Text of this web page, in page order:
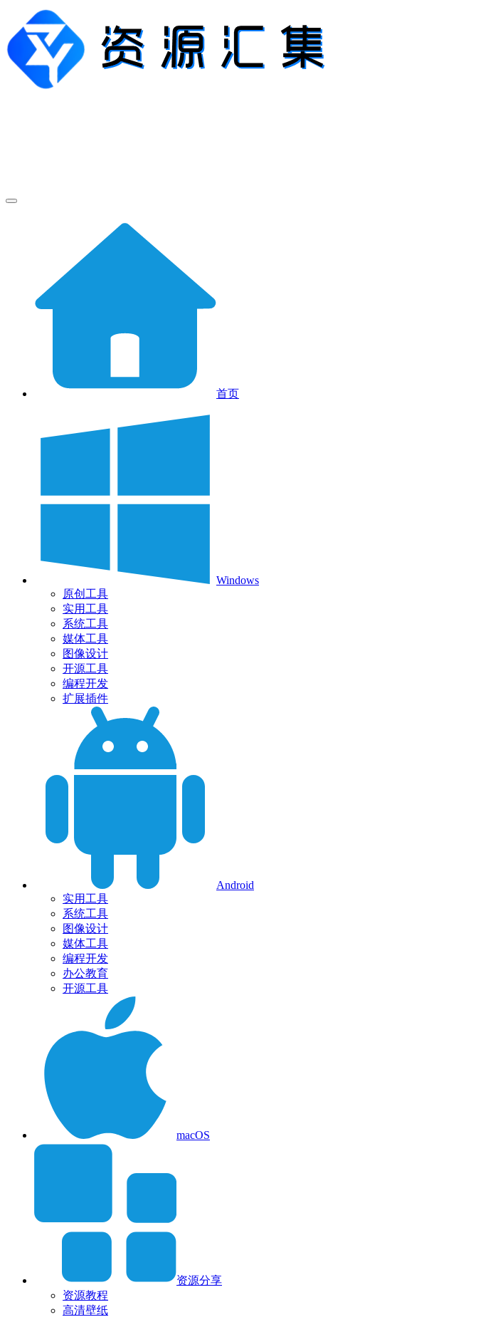
首页
Windows
原创工具
实用工具
系统工具
媒体工具
图像设计
开源工具
编程开发
扩展插件
Android
实用工具
系统工具
图像设计
媒体工具
编程开发
办公教育
开源工具
macOS
资源分享
资源教程
高清壁纸